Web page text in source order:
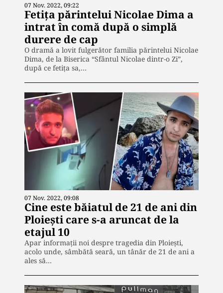
07 Nov. 2022, 09:22
Fetița părintelui Nicolae Dima a
intrat în comă după o simplă
durere de cap
O dramă a lovit fulgerător familia părintelui Nicolae
Dima, de la Biserica “Sfântul Nicolae dintr-o Zi”,
după ce fetița sa,…
07 Nov. 2022, 09:08
Cine este băiatul de 21 de ani din
Ploiești care s-a aruncat de la
etajul 10
Apar informații noi despre tragedia din Ploiești,
acolo unde, sâmbătă seară, un tânăr de 21 de ani a
ales să…